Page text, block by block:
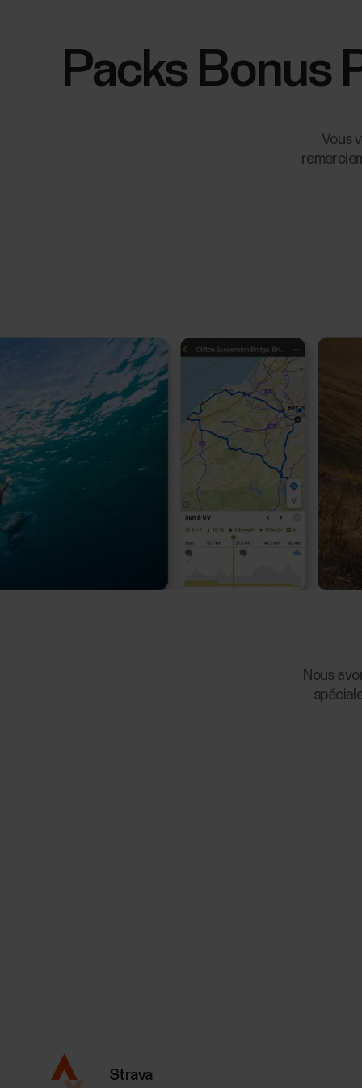
Packs Bonus
Vous
Nous
Strava